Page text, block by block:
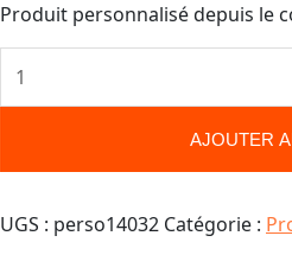
Produit personnalisé depuis le
AJOUTER
UGS : perso14032 Catégorie :